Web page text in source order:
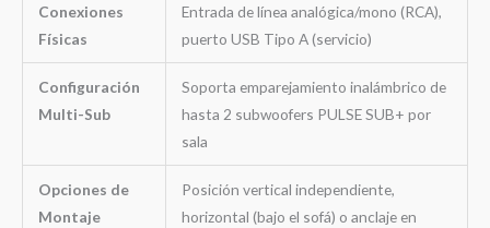
Conexiones
Físicas
Entrada de línea analógica/mono (RCA),
puerto USB Tipo A (servicio)
Configuración
Multi-Sub
Soporta emparejamiento inalámbrico de
hasta 2 subwoofers PULSE SUB+ por
sala
Opciones de
Montaje
Posición vertical independiente,
horizontal (bajo el sofá) o anclaje en